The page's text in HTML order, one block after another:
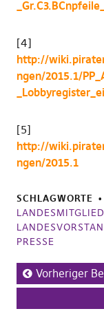
[4]
http://
ngen/2015.1/
[5]
http://
ngen/2015.1
SCHLAGWORTE
PRESSE
Vorheriger